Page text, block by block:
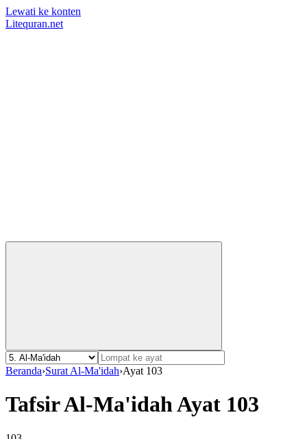
Lewati ke konten
Litequran.net
Beranda›Surat Al-Ma'idah›Ayat 103
Tafsir Al-Ma'idah Ayat 103